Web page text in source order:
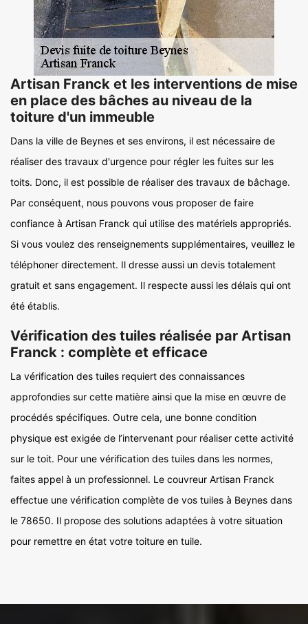
Artisan Franck et les interventions de mise
en place des bâches au niveau de la
toiture d'un immeuble
Dans la ville de Beynes et ses environs, il est nécessaire de
réaliser des travaux d'urgence pour régler les fuites sur les
toits. Donc, il est possible de réaliser des travaux de bâchage.
Par conséquent, nous pouvons vous proposer de faire
confiance à Artisan Franck qui utilise des matériels appropriés.
Si vous voulez des renseignements supplémentaires, veuillez le
téléphoner directement. Il dresse aussi un devis totalement
gratuit et sans engagement. Il respecte aussi les délais qui ont
été établis.
Vérification des tuiles réalisée par Artisan
Franck : complète et efficace
La vérification des tuiles requiert des connaissances
approfondies sur cette matière ainsi que la mise en œuvre de
procédés spécifiques. Outre cela, une bonne condition
physique est exigée de l’intervenant pour réaliser cette activité
sur le toit. Pour une vérification des tuiles dans les normes,
faites appel à un professionnel. Le couvreur Artisan Franck
effectue une vérification complète de vos tuiles à Beynes dans
le 78650. Il propose des solutions adaptées à votre situation
pour remettre en état votre toiture en tuile.